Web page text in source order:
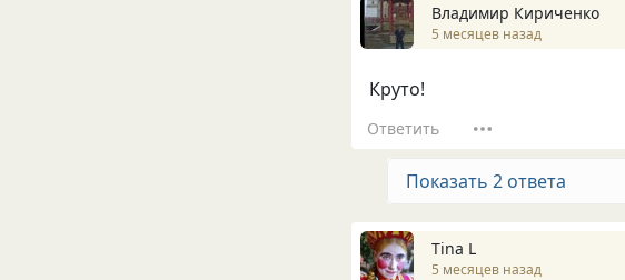
Владимир Кириченко
5 месяцев назад
Круто!
Ответить
Показать 2 ответа
Tina L
5 месяцев назад